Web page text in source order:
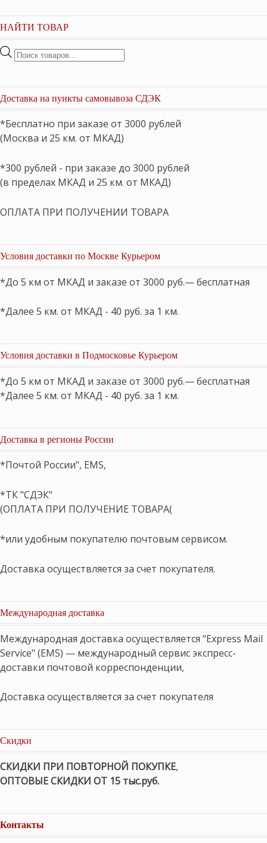
НАЙТИ ТОВАР
Поиск
Доставка на пункты самовывоза СДЭК
*Бесплатно при заказе от 3000 рублей
(Москва и 25 км. от МКАД)
*300 рублей - при заказе до 3000 рублей
(в пределах МКАД и 25 км. от МКАД)
ОПЛАТА ПРИ ПОЛУЧЕНИИ ТОВАРА
Условия доставки по Москве Курьером
*До 5 км от МКАД и заказе от 3000 руб.— бесплатная
*Далее 5 км. от МКАД - 40 руб. за 1 км.
Условия доставки в Подмосковье Курьером
*До 5 км от МКАД и заказе от 3000 руб.— бесплатная
*Далее 5 км. от МКАД - 40 руб. за 1 км.
Доставка в регионы России
*Почтой России", EMS,
*ТК "СДЭК"
(ОПЛАТА ПРИ ПОЛУЧЕНИЕ ТОВАРА(
*или удобным покупателю почтовым сервисом.
Доставка осуществляется за счет покупателя.
Международная доставка
Международная доставка осуществляется "Express Mail
Service" (EMS) — международный сервис экспресс-
доставки почтовой корреспонденции,
Доставка осуществляется за счет покупателя
Скидки
СКИДКИ ПРИ ПОВТОРНОЙ ПОКУПКЕ,
ОПТОВЫЕ СКИДКИ ОТ 15 тыс.руб.
Контакты